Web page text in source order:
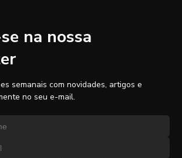
na nossa
semanais com novidades, artigos e
no seu e-mail.